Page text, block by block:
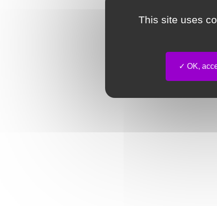
This site uses
OK,